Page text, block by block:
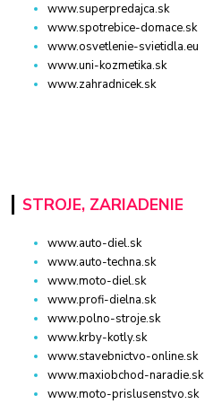
www.superpredajca.sk
www.spotrebice-domace.sk
www.osvetlenie-svietidla.eu
www.uni-kozmetika.sk
www.zahradnicek.sk
STROJE, ZARIADENIE
www.auto-diel.sk
www.auto-techna.sk
www.moto-diel.sk
www.profi-dielna.sk
www.polno-stroje.sk
www.krby-kotly.sk
www.stavebnictvo-online.sk
www.maxiobchod-naradie.sk
www.moto-prislusenstvo.sk